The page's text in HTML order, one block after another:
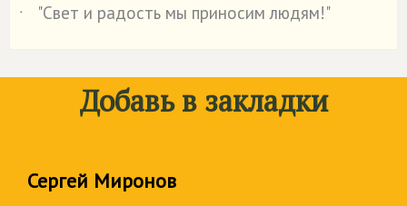
˙
"Свет и радость мы приносим людям!"
Добавь в закладки
Сергей Миронов